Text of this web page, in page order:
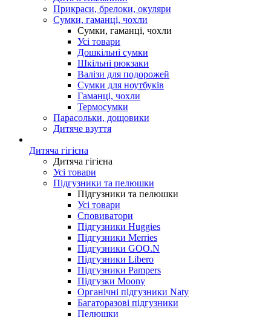
Прикраси, брелоки, окуляри
Сумки, гаманці, чохли
Сумки, гаманці, чохли
Усі товари
Дошкільні сумки
Шкільні рюкзаки
Валізи для подорожей
Сумки для ноутбуків
Гаманці, чохли
Термосумки
Парасольки, дощовики
Дитяче взуття
Дитяча гігієна
Дитяча гігієна
Усі товари
Підгузники та пелюшки
Підгузники та пелюшки
Усі товари
Сповиватори
Підгузники Huggies
Підгузники Merries
Підгузники GOO.N
Підгузники Libero
Підгузники Pampers
Підгузки Moony
Органічні підгузники Naty
Багаторазові підгузники
Пелюшки